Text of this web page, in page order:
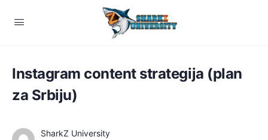
Instagram content strategija (plan
za Srbiju)
SharkZ University